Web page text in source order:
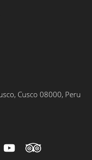
Cusco 08000, Peru